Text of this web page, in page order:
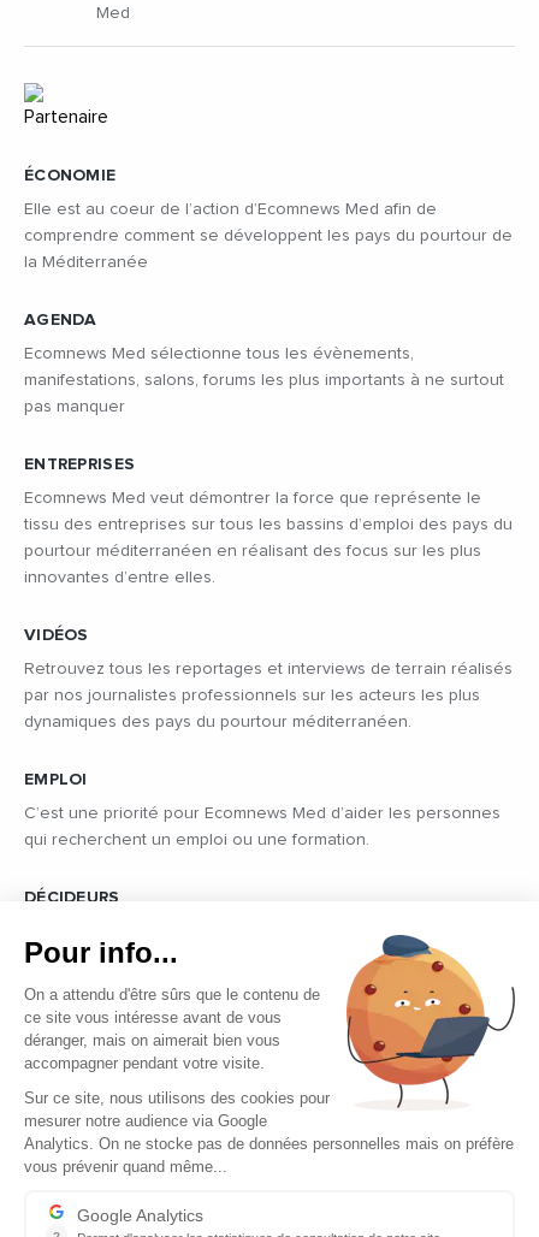
ÉCONOMIE
Elle est au coeur de l’action d’Ecomnews Med afin de
comprendre comment se développent les pays du pourtour de
la Méditerranée
AGENDA
Ecomnews Med sélectionne tous les évènements,
manifestations, salons, forums les plus importants à ne surtout
pas manquer
ENTREPRISES
Ecomnews Med veut démontrer la force que représente le
tissu des entreprises sur tous les bassins d’emploi des pays du
pourtour méditerranéen en réalisant des focus sur les plus
innovantes d’entre elles.
VIDÉOS
Retrouvez tous les reportages et interviews de terrain réalisés
par nos journalistes professionnels sur les acteurs les plus
dynamiques des pays du pourtour méditerranéen.
EMPLOI
C’est une priorité pour Ecomnews Med d’aider les personnes
qui recherchent un emploi ou une formation.
DÉCIDEURS
Quels sont les décideurs qui font l’actualité économique et
politique des pays du pourtour de la Méditerranée.
Med
Copyright © 2026 - Tous droits réservés
Qui sommes-nous ?
Contact
Pour info...
On a attendu d'être sûrs que le contenu de
ce site vous intéresse avant de vous
déranger, mais on aimerait bien vous
accompagner pendant votre visite.
Sur ce site, nous utilisons des cookies pour
mesurer notre audience via Google
Analytics. On ne stocke pas de données personnelles mais on préfère
vous prévenir quand même...
Google Analytics